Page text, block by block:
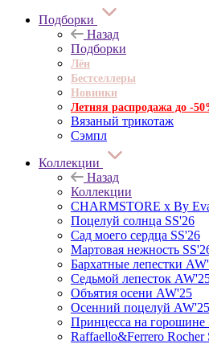
Подборки
Назад
Подборки
Лён
Бестселлеры
Новинки
Летняя распродажа до -
Вязаный трикотаж
Сэмпл
Коллекции
Назад
Коллекции
CHARMSTORE х By
Поцелуй солнца SS'26
Сад моего сердца SS'26
Мартовая нежность
Бархатные лепестки
Седьмой лепесток
Объятия осени AW'25
Осенний поцелуй AW'25
Принцесса на горошине
Raffaello&Ferrero Rocher